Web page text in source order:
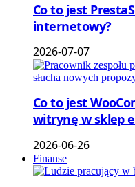
Co to jest
internetowy?
2026-07-07
Co to jest
witrynę w sklep
2026-06-26
Finanse